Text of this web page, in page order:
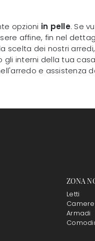
opzioni in pelle. Se
affine, fin nel
scelta dei nostri
interni della tua
e assistenza
ZONA
Letti
Armadi